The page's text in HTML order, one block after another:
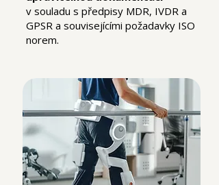
v souladu s předpisy MDR, IVDR a
GPSR a souvisejícími požadavky ISO
norem.